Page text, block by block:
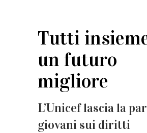
Tutti
un futuro
migliore
L’Unicef lascia la
giovani sui diritti